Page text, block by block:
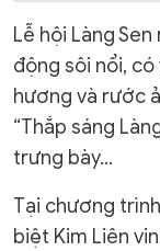
Lễ hội Làng
động sôi nổi, có
hương và rước
“Thắp sáng
trưng bày...
Tại chương
biệt Kim Liên